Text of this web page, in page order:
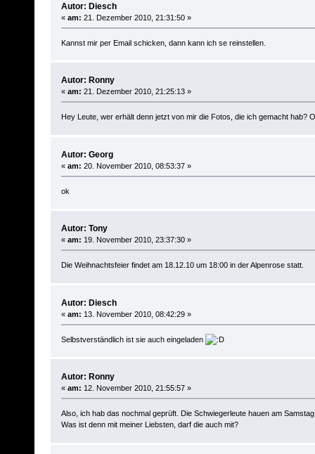
Autor: Diesch
« am: 21. Dezember 2010, 21:31:50 »
Kannst mir per Email schicken, dann kann ich se reinstellen.
Autor: Ronny
« am: 21. Dezember 2010, 21:25:13 »
Hey Leute, wer erhält denn jetzt von mir die Fotos, die ich gemacht hab?
Autor: Georg
« am: 20. November 2010, 08:53:37 »
ok
Autor: Tony
« am: 19. November 2010, 23:37:30 »
Die Weihnachtsfeier findet am 18.12.10 um 18:00 in der Alpenrose statt.
Autor: Diesch
« am: 13. November 2010, 08:42:29 »
Selbstverständlich ist sie auch eingeladen
Autor: Ronny
« am: 12. November 2010, 21:55:57 »
Also, ich hab das nochmal geprüft. Die Schwiegerleute hauen am
Was ist denn mit meiner Liebsten, darf die auch mit?